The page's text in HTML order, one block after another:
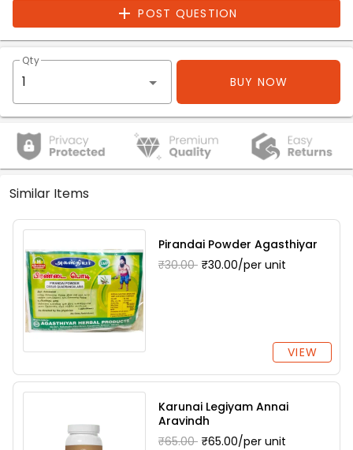
POST QUESTION
Qty
BUY NOW
Similar Items
Pirandai Powder Agasthiyar
₹30.00 ₹30.00/per unit
VIEW
Karunai Legiyam Annai
Aravindh
₹65.00 ₹65.00/per unit